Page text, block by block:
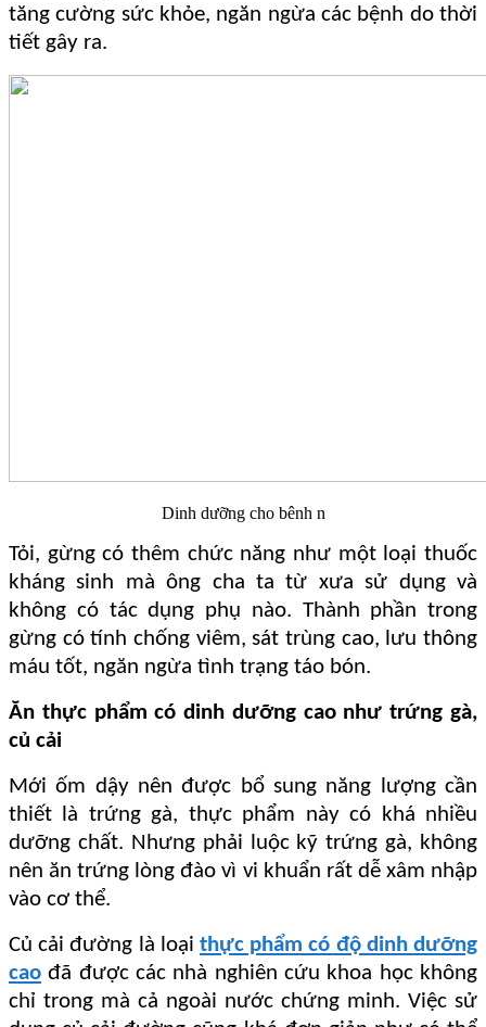
tăng cường sức khỏe, ngăn ngừa các bệnh do thời
tiết gây ra.
Dinh dưỡng cho bênh n
Tỏi, gừng có thêm chức năng như một loại thuốc
kháng sinh mà ông cha ta từ xưa sử dụng và
không có tác dụng phụ nào. Thành phần trong
gừng có tính chống viêm, sát trùng cao, lưu thông
máu tốt, ngăn ngừa tình trạng táo bón.
Ăn thực phẩm có dinh dưỡng cao như trứng gà,
củ cải
Mới ốm dậy nên được bổ sung năng lượng cần
thiết là trứng gà, thực phẩm này có khá nhiều
dưỡng chất. Nhưng phải luộc kỹ trứng gà, không
nên ăn trứng lòng đào vì vi khuẩn rất dễ xâm nhập
vào cơ thể.
Củ cải đường là loại thực phẩm có độ dinh dưỡng
cao đã được các nhà nghiên cứu khoa học không
chỉ trong mà cả ngoài nước chứng minh. Việc sử